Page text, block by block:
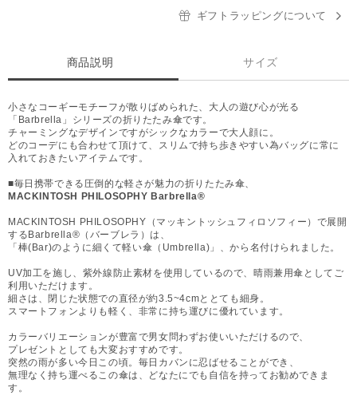
ギフトラッピングについて
商品説明 サイズ
小さなコーギーモチーフが散りばめられた、大人の遊び心が光る
「Barbrella」シリーズの折りたたみ傘です。
チャーミングなデザインですがシックなカラーで大人顔に。
どのコーデにも合わせて頂けて、スリムで持ち歩きやすい為バッグに常に
入れておきたいアイテムです。
■毎日携帯できる圧倒的な軽さが魅力の折りたたみ傘、
MACKINTOSH PHILOSOPHY Barbrella®
MACKINTOSH PHILOSOPHY（マッキントッシュフィロソフィー）で展開
するBarbrella®（バーブレラ）は、
「棒(Bar)のように細くて軽い傘（Umbrella)」、から名付けられました。
UV加工を施し、紫外線防止素材を使用しているので、晴雨兼用傘としてご
利用いただけます。
細さは、閉じた状態での直径が約3.5~4cmととても細身。
スマートフォンよりも軽く、非常に持ち運びに優れています。
カラーバリエーションが豊富で男女問わずお使いいただけるので、
プレゼントとしても大変おすすめです。
突然の雨が多い今日この頃。毎日カバンに忍ばせることができ、
無理なく持ち運べるこの傘は、どなたにでも自信を持ってお勧めできま
す。